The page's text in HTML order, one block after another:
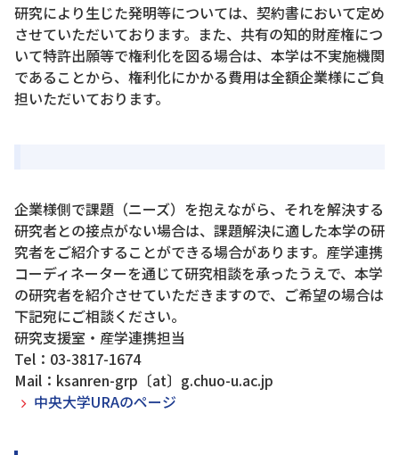
研究により生じた発明等については、契約書において定め
させていただいております。また、共有の知的財産権につ
いて特許出願等で権利化を図る場合は、本学は不実施機関
であることから、権利化にかかる費用は全額企業様にご負
担いただいております。
企業様側で課題（ニーズ）を抱えながら、それを解決する
研究者との接点がない場合は、課題解決に適した本学の研
究者をご紹介することができる場合があります。産学連携
コーディネーターを通じて研究相談を承ったうえで、本学
の研究者を紹介させていただきますので、ご希望の場合は
下記宛にご相談ください。
研究支援室・産学連携担当
Tel：03-3817-1674
Mail：ksanren-grp〔at〕g.chuo-u.ac.jp
中央大学URAのページ